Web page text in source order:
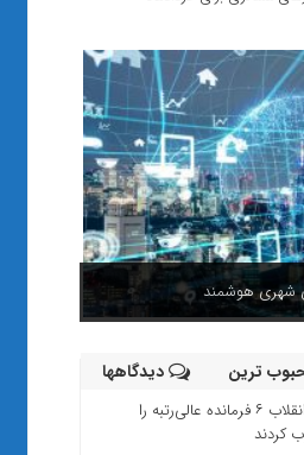
شهری هوشمند
ترین دیدگاهها
رهبر انقلاب ۶ فرمانده عالی‌رتبه را
کردند